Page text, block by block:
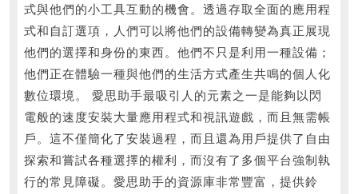
式與他們的小工具互動的機會。透過存取全面的應用程
式和自訂選項，人們可以將他們的設備轉變為真正展現
他們的選擇和身份的東西。他們不只是利用一種設備；
他們正在體驗一種與他們的生活方式產生共鳴的個人化
數位環境。 愛思助手最吸引人的元素之一是能夠以閃
電般的速度安裝大量應用程式和視訊遊戲，而且無需帳
戶。這不僅簡化了安裝過程，而且還為用戶提供了自由
探索和嘗試各種選擇的權利，而沒有了多個平台強制執
行的常見障礙。愛思助手的資源庫非常豐富，提供鈴